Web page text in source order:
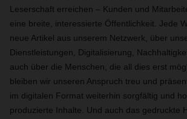
Leserschaft erreichen – Kunden und
eine breite, interessierte Öffentlichkeit. Jede
neue Artikel aus unserem Netzwerk, über
Dienstleistungen, Digitalisierung,
auch über die Menschen, die all dies erst
bleiben wir unseren Anspruch treu und
im digitalen Format weiterhin sorgfältig und
produzierte Inhalte. Und auch das gedruckte